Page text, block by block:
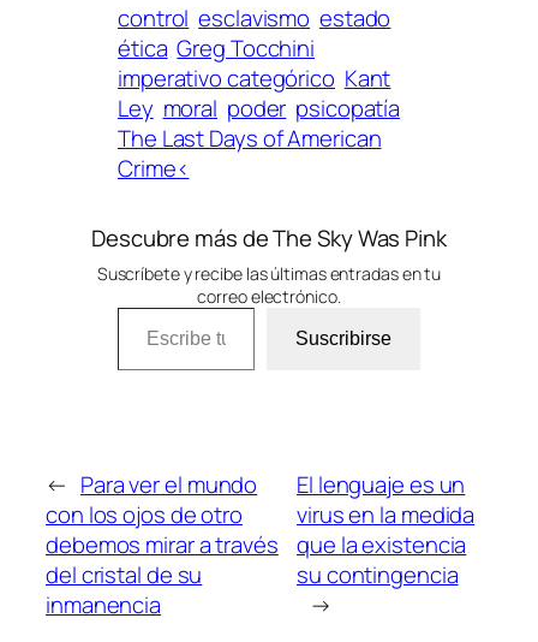
control esclavismo estado
ética Greg Tocchini
imperativo categórico Kant
Ley moral poder psicopatía
The Last Days of American
Crime<
Descubre más de The Sky Was Pink
Suscríbete y recibe las últimas entradas en tu
correo electrónico.
Escribe tu correo electrónico…
Suscribirse
← Para ver el mundo
con los ojos de otro
debemos mirar a través
del cristal de su
inmanencia
El lenguaje es un
virus en la medida
que la existencia
su contingencia
→